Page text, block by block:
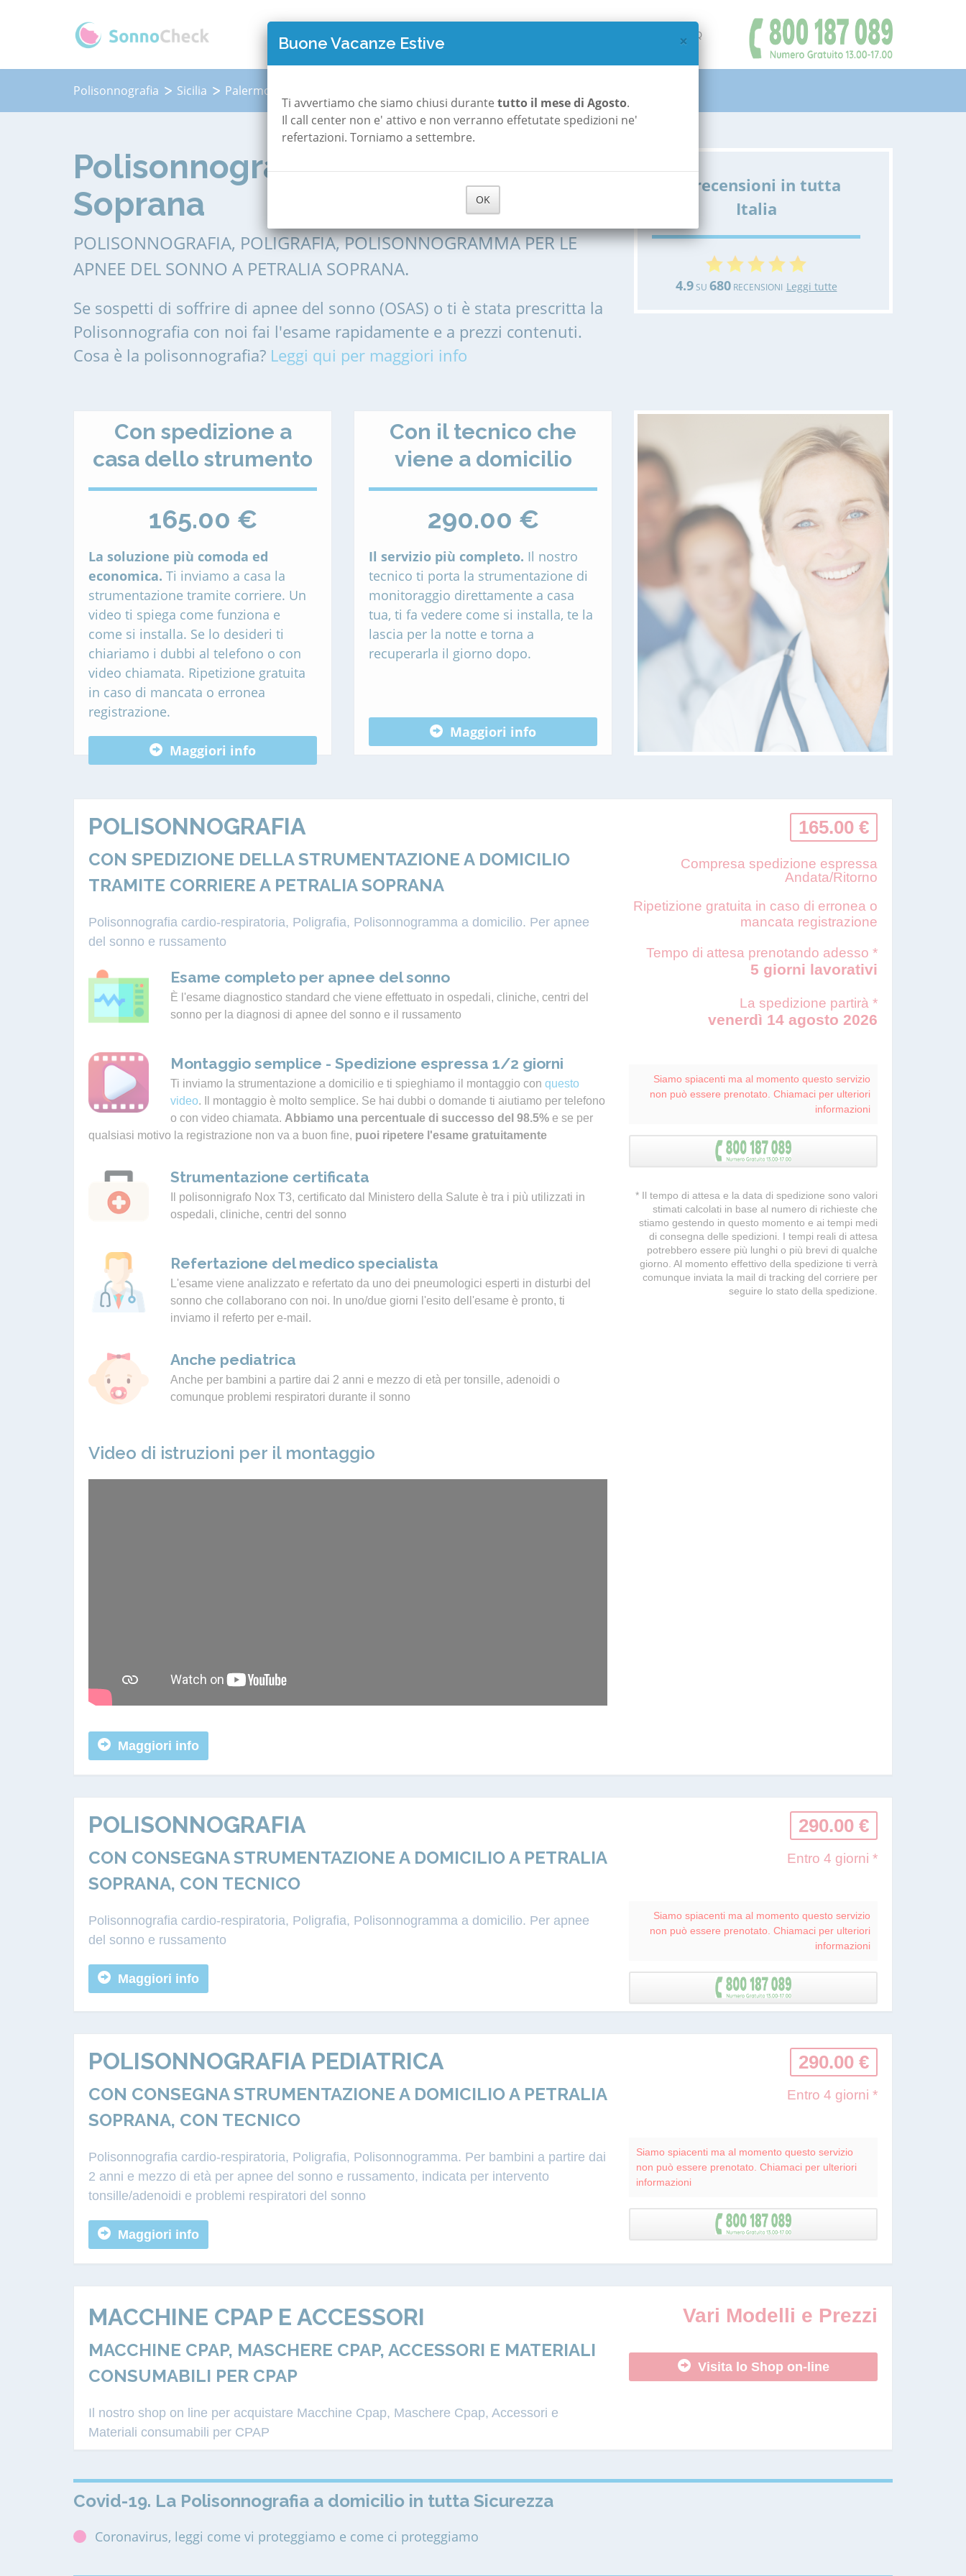
QUANTO COSTA POLISONNOGRAFIA FAQ
Polisonnografia Sicilia Palermo
Polisonnografia a Petralia
Soprana
POLISONNOGRAFIA, POLIGRAFIA, POLISONNOGRAMMA PER LE
APNEE DEL SONNO A PETRALIA SOPRANA.
Se sospetti di soffrire di apnee del sonno (OSAS) o ti è stata prescritta la
Polisonnografia con noi fai l'esame rapidamente e a prezzi contenuti.
Cosa è la polisonnografia? Leggi qui per maggiori info
Le recensioni in tutta
Italia
4.9SU 680RECENSIONI Leggi tutte
Con spedizione a
casa dello strumento
165.00 €
La soluzione più comoda ed
economica. Ti inviamo a casa la
strumentazione tramite corriere. Un
video ti spiega come funziona e
come si installa. Se lo desideri ti
chiariamo i dubbi al telefono o con
video chiamata. Ripetizione gratuita
in caso di mancata o erronea
registrazione.
Maggiori info
Con il tecnico che
viene a domicilio
290.00 €
Il servizio più completo. Il nostro
tecnico ti porta la strumentazione di
monitoraggio direttamente a casa
tua, ti fa vedere come si installa, te la
lascia per la notte e torna a
recuperarla il giorno dopo.
Maggiori info
POLISONNOGRAFIA
CON SPEDIZIONE DELLA STRUMENTAZIONE A DOMICILIO
TRAMITE CORRIERE A PETRALIA SOPRANA
Polisonnografia cardio-respiratoria, Poligrafia, Polisonnogramma a domicilio. Per apnee
del sonno e russamento
Esame completo per apnee del sonno
È l'esame diagnostico standard che viene effettuato in ospedali, cliniche, centri del
sonno per la diagnosi di apnee del sonno e il russamento
Montaggio semplice - Spedizione espressa 1/2 giorni
Ti inviamo la strumentazione a domicilio e ti spieghiamo il montaggio con questo
video. Il montaggio è molto semplice. Se hai dubbi o domande ti aiutiamo per telefono
o con video chiamata. Abbiamo una percentuale di successo del 98.5% e se per
qualsiasi motivo la registrazione non va a buon fine, puoi ripetere l'esame gratuitamente
Strumentazione certificata
Il polisonnigrafo Nox T3, certificato dal Ministero della Salute è tra i più utilizzati in
ospedali, cliniche, centri del sonno
Refertazione del medico specialista
L'esame viene analizzato e refertato da uno dei pneumologici esperti in disturbi del
sonno che collaborano con noi. In uno/due giorni l'esito dell'esame è pronto, ti
inviamo il referto per e-mail.
Anche pediatrica
Anche per bambini a partire dai 2 anni e mezzo di età per tonsille, adenoidi o
comunque problemi respiratori durante il sonno
Video di istruzioni per il montaggio
Maggiori info
165.00 €
Compresa spedizione espressa
Andata/Ritorno
Ripetizione gratuita in caso di erronea o
mancata registrazione
Tempo di attesa prenotando adesso *
5 giorni lavorativi
La spedizione partirà *
venerdì 14 agosto 2026
Siamo spiacenti ma al momento questo servizio
non può essere prenotato. Chiamaci per ulteriori
informazioni
* Il tempo di attesa e la data di spedizione sono valori
stimati calcolati in base al numero di richieste che
stiamo gestendo in questo momento e ai tempi medi
di consegna delle spedizioni. I tempi reali di attesa
potrebbero essere più lunghi o più brevi di qualche
giorno. Al momento effettivo della spedizione ti verrà
comunque inviata la mail di tracking del corriere per
seguire lo stato della spedizione.
POLISONNOGRAFIA
CON CONSEGNA STRUMENTAZIONE A DOMICILIO A PETRALIA
SOPRANA, CON TECNICO
Polisonnografia cardio-respiratoria, Poligrafia, Polisonnogramma a domicilio. Per apnee
del sonno e russamento
Maggiori info
290.00 €
Entro 4 giorni *
Siamo spiacenti ma al momento questo servizio
non può essere prenotato. Chiamaci per ulteriori
informazioni
POLISONNOGRAFIA PEDIATRICA
CON CONSEGNA STRUMENTAZIONE A DOMICILIO A PETRALIA
SOPRANA, CON TECNICO
Polisonnografia cardio-respiratoria, Poligrafia, Polisonnogramma. Per bambini a partire dai
2 anni e mezzo di età per apnee del sonno e russamento, indicata per intervento
tonsille/adenoidi e problemi respiratori del sonno
Maggiori info
290.00 €
Entro 4 giorni *
Siamo spiacenti ma al momento questo servizio
non può essere prenotato. Chiamaci per ulteriori
informazioni
MACCHINE CPAP E ACCESSORI
MACCHINE CPAP, MASCHERE CPAP, ACCESSORI E MATERIALI
CONSUMABILI PER CPAP
Il nostro shop on line per acquistare Macchine Cpap, Maschere Cpap, Accessori e
Materiali consumabili per CPAP
Vari Modelli e Prezzi
Visita lo Shop on-line
Covid-19. La Polisonnografia a domicilio in tutta Sicurezza
Coronavirus, leggi come vi proteggiamo e come ci proteggiamo
×
Buone Vacanze Estive
Ti avvertiamo che siamo chiusi durante tutto il mese di Agosto.
Il call center non e' attivo e non verranno effetutate spedizioni ne'
refertazioni. Torniamo a settembre.
OK